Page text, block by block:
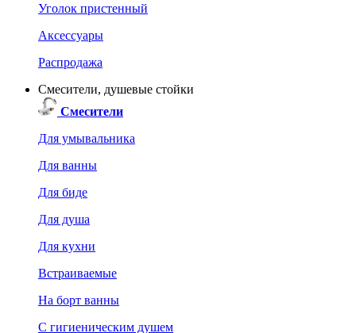
Уголок пристенный
Аксессуары
Распродажа
Смесители, душевые стойки
Смесители
Для умывальника
Для ванны
Для биде
Для душа
Для кухни
Встраиваемые
На борт ванны
C гигиеническим душем